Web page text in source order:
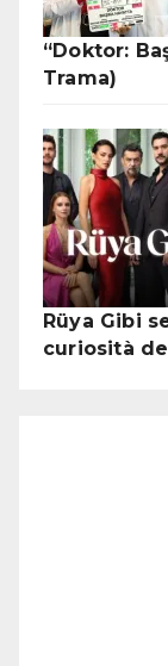
“Doktor:
Trama)
Rüya Gibi
curiosità